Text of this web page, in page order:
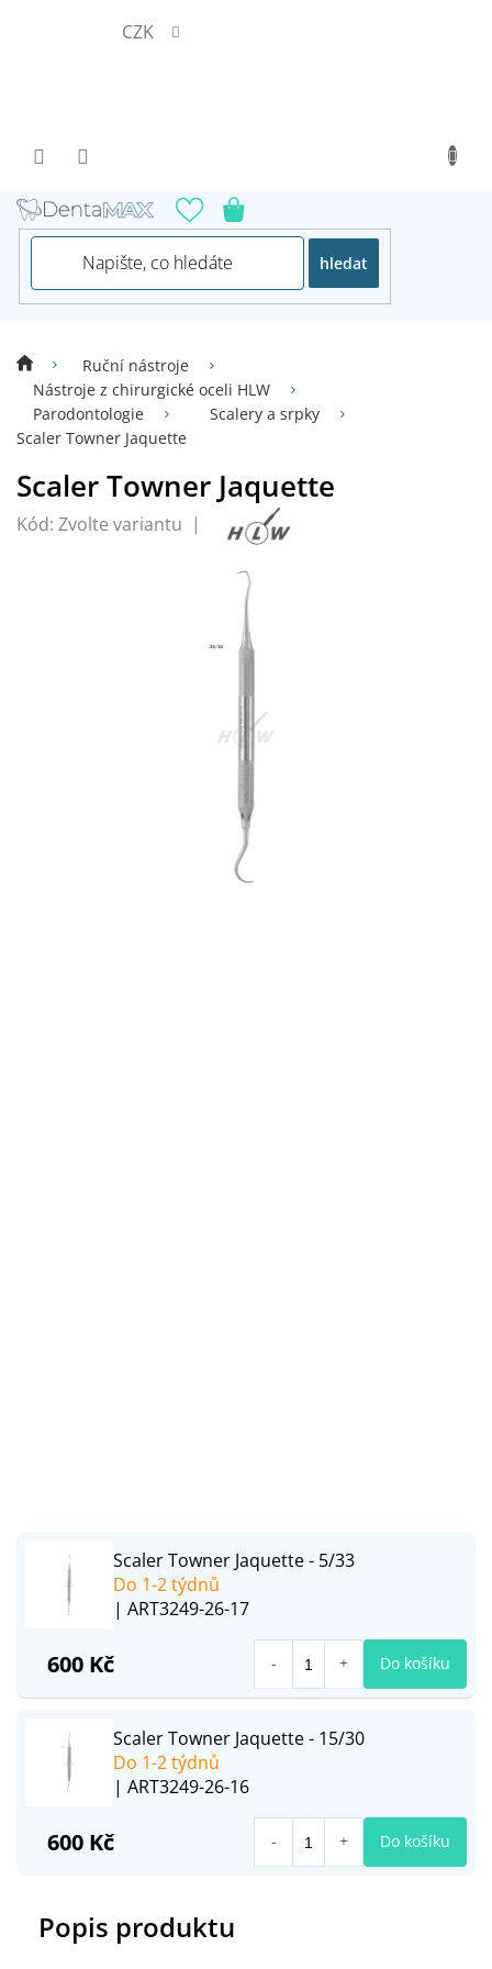
CZK
hledat
Ruční nástroje
Nástroje z chirurgické oceli HLW
Parodontologie
Scalery a srpky
Scaler Towner Jaquette
Scaler Towner Jaquette
Kód: Zvolte variantu
Popis produktu
Scaler Towner Jaquette - 5/33
Do 1-2 týdnů
| ART3249-26-17
600 Kč Do košíku
Scaler Towner Jaquette - 15/30
Do 1-2 týdnů
| ART3249-26-16
600 Kč Do košíku